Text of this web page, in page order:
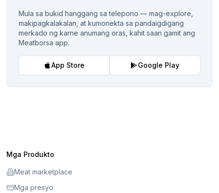
Mula sa bukid hanggang sa telepono — mag-explore,
makipagkalakalan, at kumonekta sa pandaigdigang
merkado ng karne anumang oras, kahit saan gamit ang
Meatborsa app.
App Store Google Play
Mga Produkto
Meat marketplace
Mga presyo